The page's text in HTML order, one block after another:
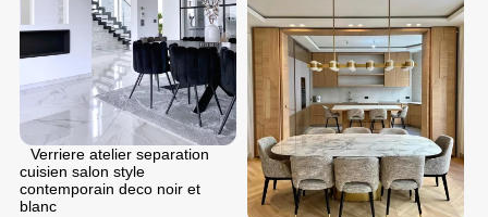
Verriere atelier separation
cuisien salon style
contemporain deco noir et
blanc